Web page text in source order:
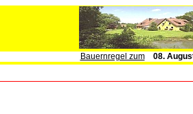
Bauernregel zum
08.